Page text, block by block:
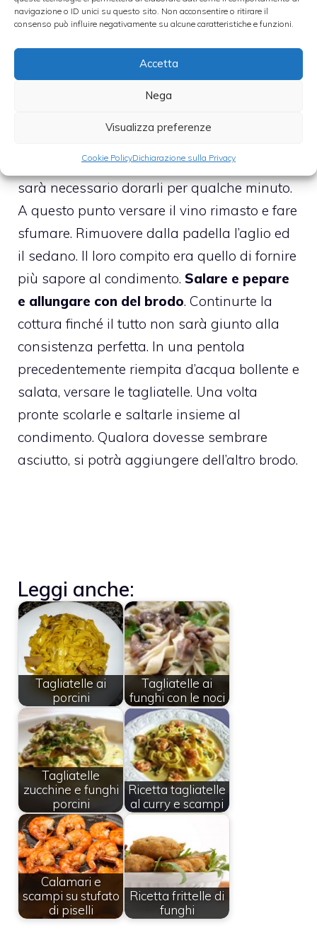
navigazione o ID unici su questo sito. Non acconsentire o ritirare il
consenso può influire negativamente su alcune caratteristiche e funzioni.
Accetta
Nega
Visualizza preferenze
Cookie PolicyDichiarazione sulla Privacy
Successivamente salare e ricoprire con
l’acqua. Una volta giunto ad ebollizione fare
ottenuto va poi passato al colino così da
poter utilizzare solo il liquido. Mettere da
parte il brodo appena cucinato.
Una volta aggiunti gliscampiaifunghi
sarà necessario dorarli per qualche minuto.
A questo punto versare il vino rimasto e fare
sfumare. Rimuovere dalla padella l’aglio ed
il sedano. Il loro compito era quello di fornire
più sapore al condimento. Salare e pepare
e allungare con del brodo. Continurte la
cottura finché il tutto non sarà giunto alla
consistenza perfetta. In una pentola
precedentemente riempita d’acqua bollente e
salata, versare le tagliatelle. Una volta
pronte scolarle e saltarle insieme al
condimento. Qualora dovesse sembrare
asciutto, si potrà aggiungere dell’altro brodo.
Leggi anche:
Tagliatelle ai
porcini
Tagliatelle ai
funghi con le noci
Tagliatelle
zucchine e funghi
porcini
Ricetta tagliatelle
al curry e scampi
Calamari e
scampi su stufato
di piselli
Ricetta frittelle di
funghi